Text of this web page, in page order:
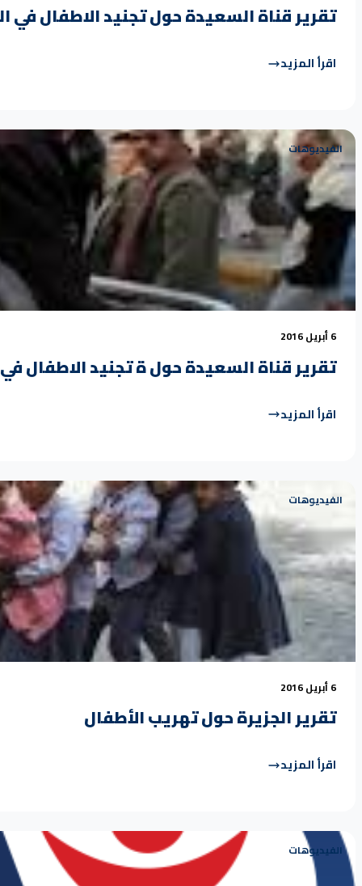
تقرير قناة السعيدة حول تجنيد الاطفال في
اقرأ المزيد
الفيديوهات
6 أبريل 2016
تقرير قناة السعيدة حول ة تجنيد الاطفال
اقرأ المزيد
الفيديوهات
6 أبريل 2016
تقرير الجزيرة حول تهريب الأطفال
اقرأ المزيد
الفيديوهات